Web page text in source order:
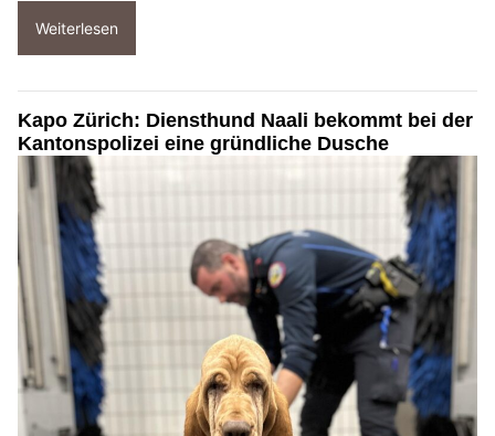
Weiterlesen
Kapo Zürich: Diensthund Naali bekommt bei der
Kantonspolizei eine gründliche Dusche